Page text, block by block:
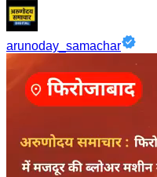
arunoday_samachar